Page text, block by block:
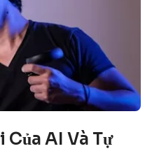
Của AI Và Tự